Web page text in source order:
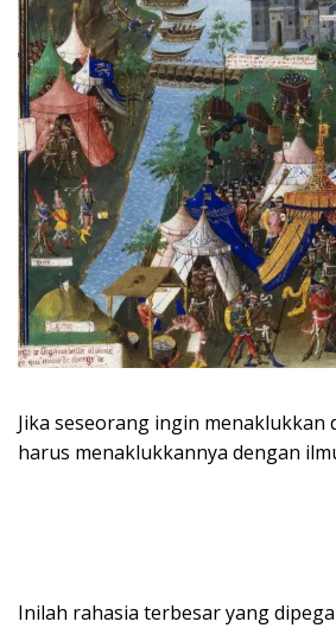
Jika seseorang ingin menaklukkan
harus menaklukkannya dengan
Inilah rahasia terbesar yang